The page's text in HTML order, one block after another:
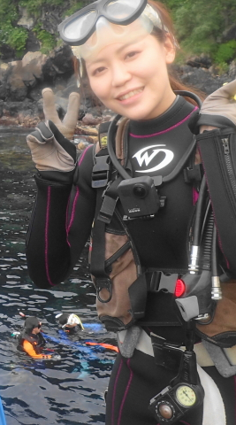
マツバガニ
マツバギンポ
ミウシ ミゾレウミウシ
ミナミギン
ダイ ミヤケテグリ
メガネゴンベ
ももクロ モヨウフグ
モリア
魚 ヤガラ ヤシャハゼ
ヤブツ
タ ヨコエビ
ヨコシマエビ
ライセンス
ライセンス講習
リフレッシュダイビング
ワクワクいっぱい
ワクワク発見
三原山トレッキング
シュノーケリング
伊豆大島スキンダイビ
大島体験ダイビング
伊豆諸島
中 兄弟 再生の一本道
冬でも
初めてのダイビング 初夏の魚
初挑
噴気 地層 地層大切断面
塩工
島 大島一周 大島桜 大島観光